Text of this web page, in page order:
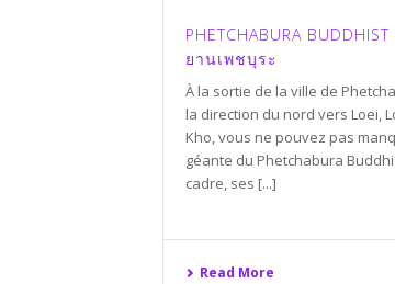
PHETCHABURA
ยานเพชบุระ
À la sortie de la ville de
la direction du nord vers Loei,
Kho, vous ne pouvez pas
géante du Phetchabura
cadre, ses [...]
Read More